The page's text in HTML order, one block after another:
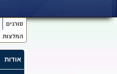
סורגים
המלצות
אודות